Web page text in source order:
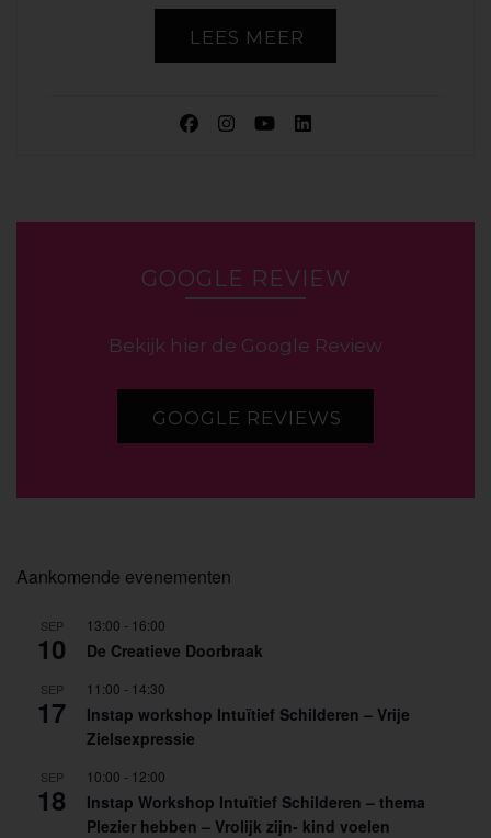
LEES MEER
GOOGLE REVIEW
Bekijk hier de Google Review
GOOGLE REVIEWS
Aankomende evenementen
SEP
10
13:00 - 16:00
De Creatieve Doorbraak
SEP
17
11:00 - 14:30
Instap workshop Intuïtief Schilderen – Vrije
Zielsexpressie
SEP
18
10:00 - 12:00
Instap Workshop Intuïtief Schilderen – thema
Plezier hebben – Vrolijk zijn- kind voelen